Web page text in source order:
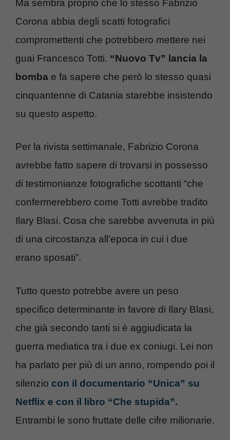
Ma sembra proprio che lo stesso Fabrizio
Corona abbia degli scatti fotografici
compromettenti che potrebbero mettere nei
guai Francesco Totti. “Nuovo Tv” lancia la
bomba e fa sapere che però lo stesso quasi
cinquantenne di Catania starebbe insistendo
su questo aspetto.
Per la rivista settimanale, Fabrizio Corona
avrebbe fatto sapere di trovarsi in possesso
di testimonianze fotografiche scottanti “che
confermerebbero come Totti avrebbe tradito
Ilary Blasi. Cosa che sarebbe avvenuta in più
di una circostanza all’epoca in cui i due
erano sposati”.
Tutto questo potrebbe avere un peso
specifico determinante in favore di Ilary Blasi,
che già secondo tanti si è aggiudicata la
guerra mediatica tra i due ex coniugi. Lei non
ha parlato per più di un anno, rompendo poi il
silenzio con il documentario “Unica” su
Netflix e con il libro “Che stupida”.
Entrambi le sono fruttate delle cifre milionarie.